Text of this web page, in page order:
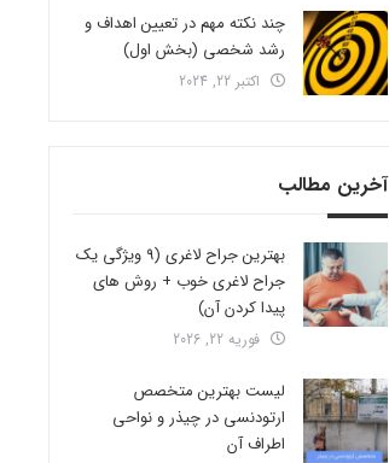
چند نکته مهم در تعیین اهداف و
رشد شخصی (بخش اول)
اکتبر 22, 2024
آخرین مطالب
بهترین جراح لاغری (9 ویژگی یک
جراح لاغری خوب + روش های
پیدا کردن آن)
فوریه 22, 2026
لیست بهترین متخصص
ارتودنسی در چیذر و نواحی
اطراف آن